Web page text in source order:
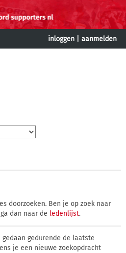
inloggen aanmelden
doorzoeken. Ben je op zoek naar
dan naar de ledenlijst.
gedurende de laatste
je een nieuwe zoekopdracht